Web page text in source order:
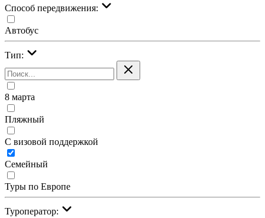
Cпособ передвижения:
Автобус
Тип:
8 марта
Пляжный
С визовой поддержкой
Семейный
Туры по Европе
Туроператор: